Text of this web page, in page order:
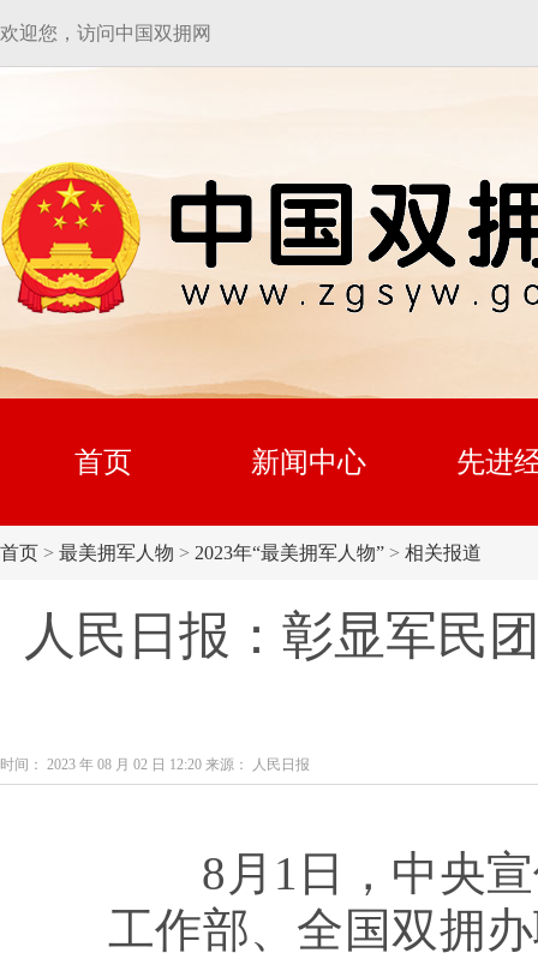
欢迎您，访问中国双拥网
首页 新闻中心 先进
首页 > 最美拥军人物 > 2023年“最美拥军人物” > 相关报道
人民日报：彰显军民
时间： 2023 年 08 月 02 日 12:20 来源： 人民日报
8月1日，中央宣
工作部、全国双拥